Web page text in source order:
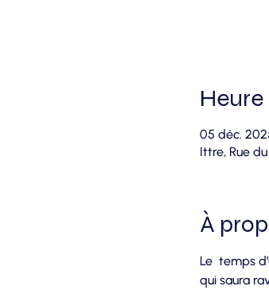
05 déc.
Ittre, Rue
À
Le  temps
qui saura